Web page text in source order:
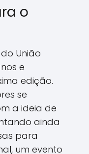
o
União
e
edição.
se
a ideia de
ainda
para
um evento